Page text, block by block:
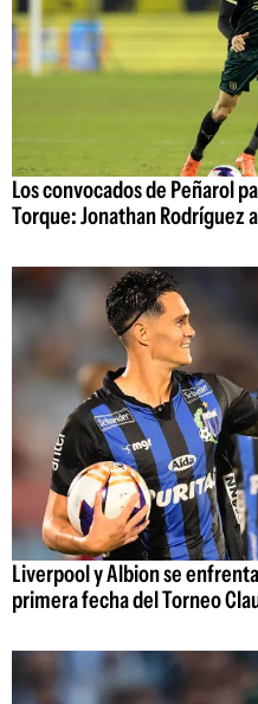
Los convocados de Peñarol
Torque: Jonathan Rodríguez
Liverpool y Albion se
primera fecha del Torneo